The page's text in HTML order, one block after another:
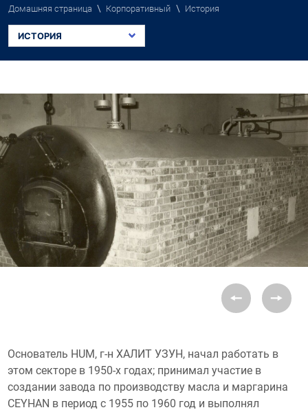
Домашняя страница \ Корпоративный \ История
Основатель HUM, г-н ХАЛИТ УЗУН, начал работать в
этом секторе в 1950-х годах; принимал участие в
создании завода по производству масла и маргарина
CEYHAN в период с 1955 по 1960 год и выполнял